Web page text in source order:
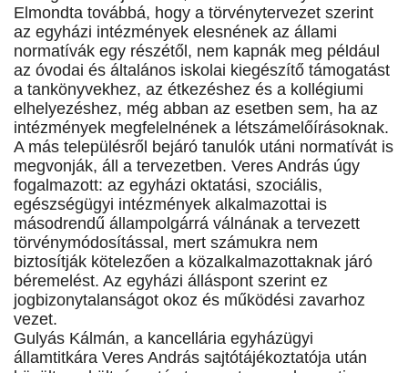
Elmondta továbbá, hogy a törvénytervezet szerint
az egyházi intézmények elesnének az állami
normatívák egy részétől, nem kapnák meg például
az óvodai és általános iskolai kiegészítő támogatást
a tankönyvekhez, az étkezéshez és a kollégiumi
elhelyezéshez, még abban az esetben sem, ha az
intézmények megfelelnének a létszámelőírásoknak.
A más településről bejáró tanulók utáni normatívát is
megvonják, áll a tervezetben. Veres András úgy
fogalmazott: az egyházi oktatási, szociális,
egészségügyi intézmények alkalmazottai is
másodrendű állampolgárrá válnának a tervezett
törvénymódosítással, mert számukra nem
biztosítják kötelezően a közalkalmazottaknak járó
béremelést. Az egyházi álláspont szerint ez
jogbizonytalanságot okoz és működési zavarhoz
vezet.
Gulyás Kálmán, a kancellária egyházügyi
államtitkára Veres András sajtótájékoztatója után